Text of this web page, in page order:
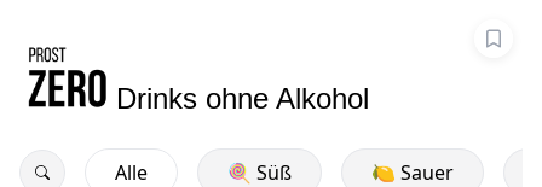
Drinks ohne Alkohol
Alle 🍭 Süß 🍋 Sauer